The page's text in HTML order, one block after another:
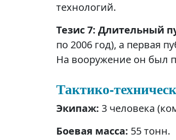
технологий.
Тезис 7: Длительный
по 2006 год), а первая
На вооружение он был
Тактико-
Экипаж: 3 человека
Боевая масса: 55 тонн.